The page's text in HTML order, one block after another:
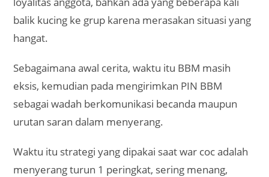
balik kucing ke grup karena merasakan situasi yang
hangat.
Sebagaimana awal cerita, waktu itu BBM masih
eksis, kemudian pada mengirimkan PIN BBM
sebagai wadah berkomunikasi becanda maupun
urutan saran dalam menyerang.
Waktu itu strategi yang dipakai saat war coc adalah
menyerang turun 1 peringkat, sering menang,